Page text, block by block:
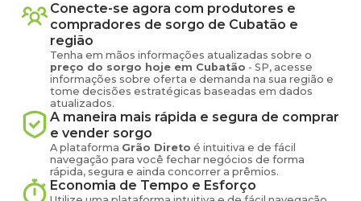
Conecte-se agora com produtores e
compradores de sorgo de Cubatão e
região
Tenha em mãos informações atualizadas sobre o
preço do sorgo hoje em Cubatão - SP, acesse
informações sobre oferta e demanda na sua região e
tome decisões estratégicas baseadas em dados
atualizados.
A maneira mais rápida e segura de comprar
e vender sorgo
A plataforma Grão Direto é intuitiva e de fácil
navegação para você fechar negócios de forma
rápida, segura e ainda concorrer a prêmios.
Economia de Tempo e Esforço